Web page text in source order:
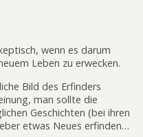
wenn es darum
Leben zu erwecken.
Bild des Erfinders
man sollte die
Geschichten (bei ihren
etwas Neues erfinden…